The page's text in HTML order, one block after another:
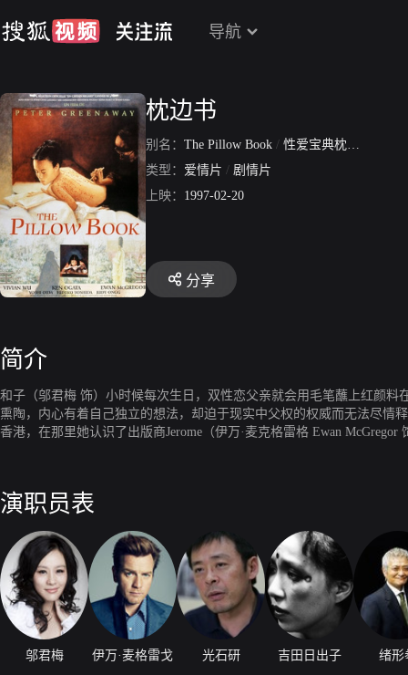
导航
枕边书
别名： The Pillow Book / 性爱宝典枕边书
类型： 爱情片 / 剧情片
上映： 1997-02-20
分享
简介
和子（邬君梅 饰）小时候每次生日，双性恋父亲就会用毛笔蘸上红颜
熏陶，内心有着自己独立的想法，却迫于现实中父权的权威而无法尽情
香港，在那里她认识了出版商Jerome（伊万·麦克格雷格 Ewan
演职员表
邬君梅 伊万·麦格雷戈 光石研 吉田日出子 绪形